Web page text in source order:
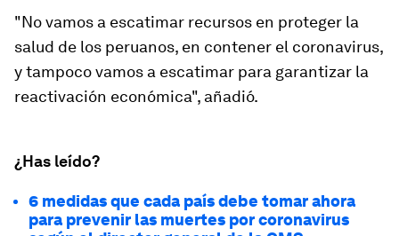
"No vamos a escatimar recursos en proteger la
salud de los peruanos, en contener el coronavirus,
y tampoco vamos a escatimar para garantizar la
reactivación económica", añadió.
¿Has leído?
6 medidas que cada país debe tomar ahora
para prevenir las muertes por coronavirus